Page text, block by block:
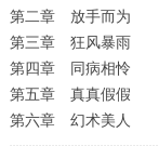
第二章 放手而为
第三章 狂风暴雨
第四章 同病相怜
第五章 真真假假
第六章 幻术美人